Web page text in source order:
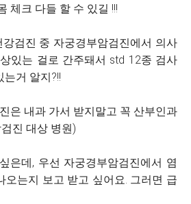
체크 다들 할 수 있길 !!!
검진 중 자궁경부암검진에서 의사
있는 걸로 간주돼서 std 12종 검사
거 알지?!!
은 내과 가서 받지말고 꼭 산부인과
진 대상 병원)
은데, 우선 자궁경부암검진에서 염
오는지 보고 받고 싶어요. 그러면 급